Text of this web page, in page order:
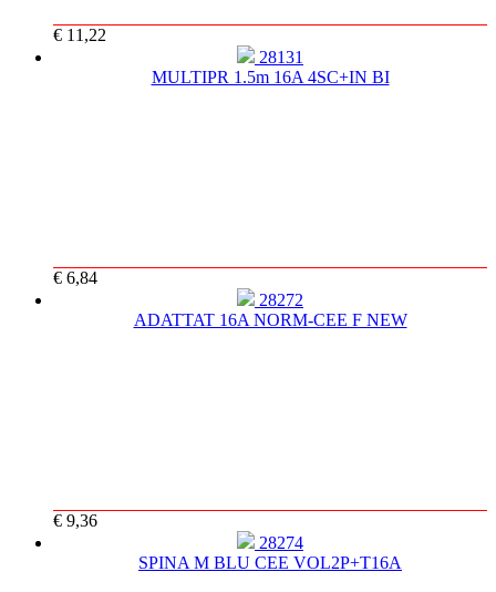
€ 11,22
28131
MULTIPR 1.5m 16A 4SC+IN BI
€ 6,84
28272
ADATTAT 16A NORM-CEE F NEW
€ 9,36
28274
SPINA M BLU CEE VOL2P+T16A